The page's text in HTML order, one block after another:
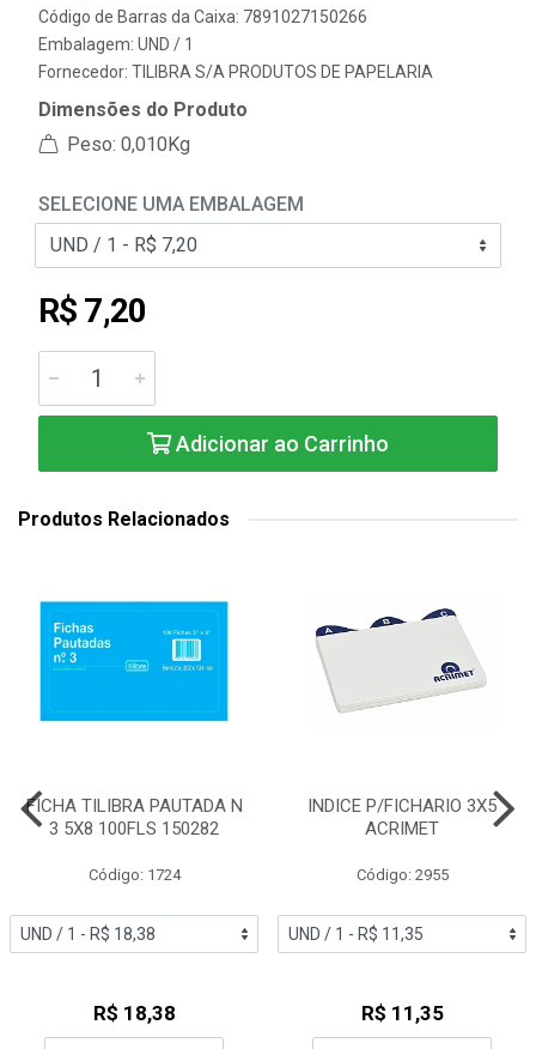
Código de Barras da Caixa: 7891027150266
Embalagem: UND / 1
Fornecedor: TILIBRA S/A PRODUTOS DE PAPELARIA
Dimensões do Produto
Peso: 0,010Kg
SELECIONE UMA EMBALAGEM
R$ 7,20
Adicionar ao Carrinho
Produtos Relacionados
FICHA TILIBRA PAUTADA N
3 5X8 100FLS 150282
Código: 1724
R$ 18,38
INDICE P/FICHARIO 3X5
ACRIMET
Código: 2955
R$ 11,35